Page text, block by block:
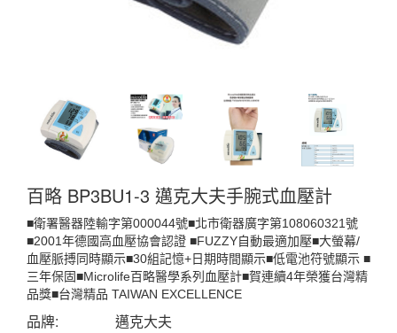
百略 BP3BU1-3 邁克大夫手腕式血壓計
■衛署醫器陸輸字第000044號■北市衛器廣字第108060321號
■2001年德國高血壓協會認證 ■FUZZY自動最適加壓■大螢幕/
血壓脈搏同時顯示■30組記憶+日期時間顯示■低電池符號顯示 ■
三年保固■Microlife百略醫學系列血壓計■賀連續4年榮獲台灣精
品獎■台灣精品 TAIWAN EXCELLENCE
品牌: 邁克大夫